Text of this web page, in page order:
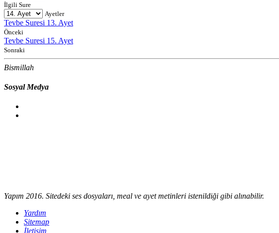
İlgili Sure
Ayetler
Tevbe Suresi 13. Ayet
Önceki
Tevbe Suresi 15. Ayet
Sonraki
Bismillah
Sosyal Medya
Yapım 2016. Sitedeki ses dosyaları, meal ve ayet metinleri istenildiği gibi alınabilir.
Yardım
Sitemap
İletişim